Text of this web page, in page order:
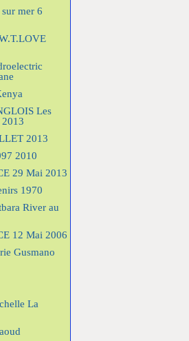
mer 6
Les
2013
2010
29 Mai 2013
1970
River au
12 Mai 2006
Gusmano
La